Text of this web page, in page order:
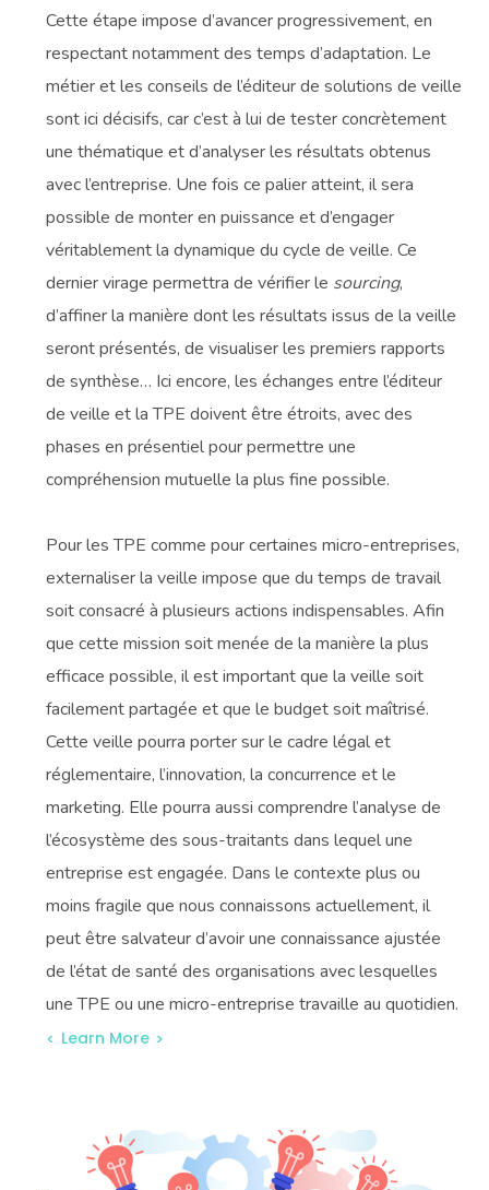
Cette étape impose d’avancer progressivement, en
respectant notamment des temps d’adaptation. Le
métier et les conseils de l’éditeur de solutions de veille
sont ici décisifs, car c’est à lui de tester concrètement
une thématique et d’analyser les résultats obtenus
avec l’entreprise. Une fois ce palier atteint, il sera
possible de monter en puissance et d’engager
véritablement la dynamique du cycle de veille. Ce
dernier virage permettra de vérifier le sourcing,
d’affiner la manière dont les résultats issus de la veille
seront présentés, de visualiser les premiers rapports
de synthèse… Ici encore, les échanges entre l’éditeur
de veille et la TPE doivent être étroits, avec des
phases en présentiel pour permettre une
compréhension mutuelle la plus fine possible.
Pour les TPE comme pour certaines micro-entreprises,
externaliser la veille impose que du temps de travail
soit consacré à plusieurs actions indispensables. Afin
que cette mission soit menée de la manière la plus
efficace possible, il est important que la veille soit
facilement partagée et que le budget soit maîtrisé.
Cette veille pourra porter sur le cadre légal et
réglementaire, l’innovation, la concurrence et le
marketing. Elle pourra aussi comprendre l’analyse de
l’écosystème des sous-traitants dans lequel une
entreprise est engagée. Dans le contexte plus ou
moins fragile que nous connaissons actuellement, il
peut être salvateur d’avoir une connaissance ajustée
de l’état de santé des organisations avec lesquelles
une TPE ou une micro-entreprise travaille au quotidien.
Learn More